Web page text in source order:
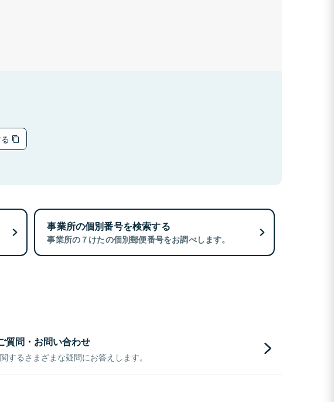
事業所の個別番号を検索する
事業所の７けたの個別郵便番号をお調べします。
質問・お問い合わせ
するさまざまな疑問にお答えします。